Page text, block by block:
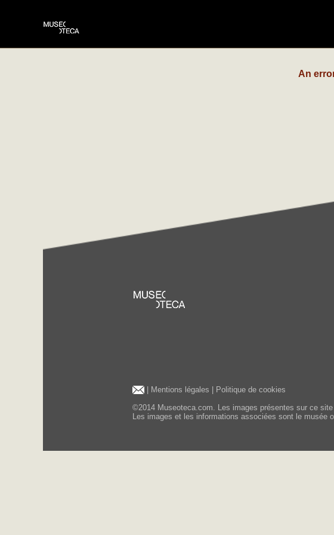
An
Mentions légales
Politique de cookies
©2014 Museoteca.com. Les images présentes sur ce
Les images et les informations associées sont le musée